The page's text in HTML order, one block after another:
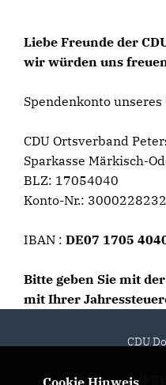
Liebe Freunde der
wir würden uns
Spendenkonto
CDU Ortsverband
Sparkasse Märkisch-
BLZ: 17054040
Konto-Nr.: 3000228232
IBAN : DE07 1705
Bitte geben Sie mit
mit Ihrer
CDU
Cookie Hinweis